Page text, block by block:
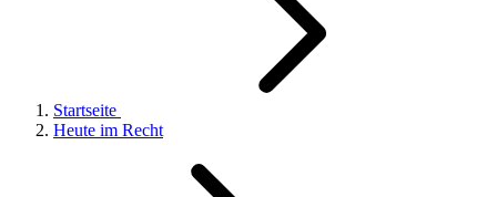
Startseite
Heute im Recht